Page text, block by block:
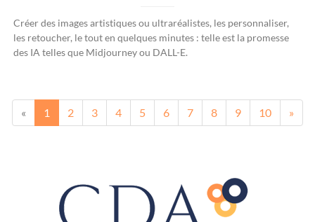
Créer des images artistiques ou ultraréalistes, les personnaliser,
les retoucher, le tout en quelques minutes : telle est la promesse
des IA telles que Midjourney ou DALL-E.
« 1 2 3 4 5 6 7 8 9 10 »